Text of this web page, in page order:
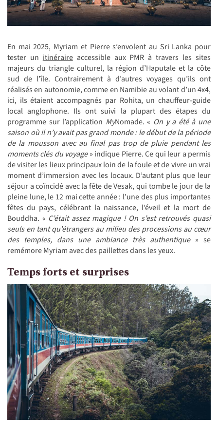
En mai 2025, Myriam et Pierre s’envolent au Sri Lanka pour
tester un itinéraireaccessible aux PMR à travers les sites
majeurs du triangle culturel, la région d’Haputale et la côte
sud de l’île. Contrairement à d’autres voyages qu’ils ont
réalisés en autonomie, comme en Namibie au volant d’un 4x4,
ici, ils étaient accompagnés par Rohita, un chauffeur-guide
local anglophone. Ils ont suivi la plupart des étapes du
programme sur l’application MyNomade. « On y a été à une
saison où il n’y avait pas grand monde : le début de la période
de la mousson avec au final pas trop de pluie pendant les
moments clés du voyage» indique Pierre. Ce qui leur a permis
de visiter les lieux principaux loin de la foule et de vivre un vrai
moment d’immersion avec les locaux. D’autant plus que leur
séjour a coïncidé avec la fête de Vesak, qui tombe le jour de la
pleine lune, le 12 mai cette année : l’une des plus importantes
fêtes du pays, célébrant la naissance, l’éveil et la mort de
Bouddha. « C’était assez magique ! On s’est retrouvés quasi
seuls en tant qu’étrangers au milieu des processions au cœur
des temples, dans une ambiance très authentique » se
remémore Myriam avec des paillettes dans les yeux.
Temps forts et surprises